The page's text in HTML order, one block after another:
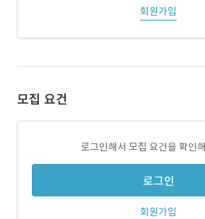
회원가입
모집 요건
로그인해서 모집 요건을 확인
로그인
회원가입